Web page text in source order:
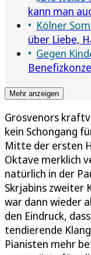
kann man
Kölner
über Liebe,
Gegen
Mehr anzeigen
Grosvenors
kein Schongang
Mitte der ersten
Oktave merklich
natürlich in der
Skrjabins zweiter
war dann wieder
den Eindruck,
tendierende
Pianisten mehr